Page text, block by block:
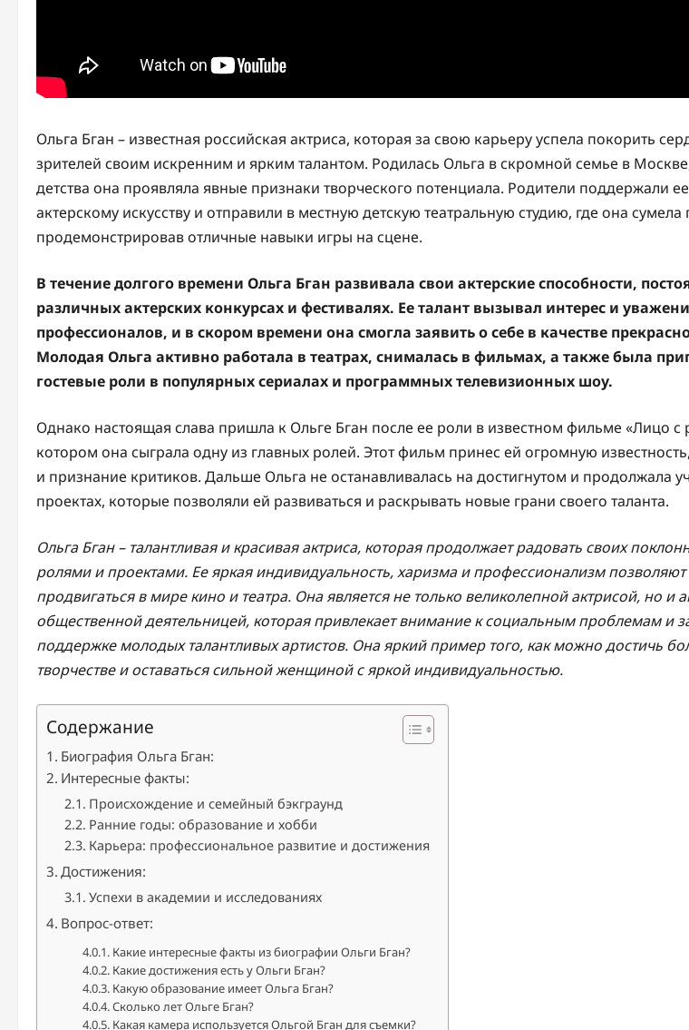
Ольга Бган – известная российская актриса, которая за свою карьеру успела покорить
зрителей своим искренним и ярким талантом. Родилась Ольга в скромной семье в
детства она проявляла явные признаки творческого потенциала. Родители поддержали
актерскому искусству и отправили в местную детскую театральную студию, где она сумела
продемонстрировав отличные навыки игры на сцене.
В течение долгого времени Ольга Бган развивала свои актерские способности,
различных актерских конкурсах и фестивалях. Ее талант вызывал интерес и
профессионалов, и в скором времени она смогла заявить о себе в качестве
Молодая Ольга активно работала в театрах, снималась в фильмах, а также была
гостевые роли в популярных сериалах и программных телевизионных шоу.
Однако настоящая слава пришла к Ольге Бган после ее роли в известном фильме «Лицо с
котором она сыграла одну из главных ролей. Этот фильм принес ей огромную
и признание критиков. Дальше Ольга не останавливалась на достигнутом и продолжала
проектах, которые позволяли ей развиваться и раскрывать новые грани своего таланта.
Ольга Бган – талантливая и красивая актриса, которая продолжает радовать своих
ролями и проектами. Ее яркая индивидуальность, харизма и профессионализм
продвигаться в мире кино и театра. Она является не только великолепной актрисой, но и
общественной деятельницей, которая привлекает внимание к социальным проблемам и
поддержке молодых талантливых артистов. Она яркий пример того, как можно достичь
творчестве и оставаться сильной женщиной с яркой индивидуальностью.
Содержание
Биография Ольга Бган:
Интересные факты:
Происхождение и семейный бэкграунд
Ранние годы: образование и хобби
Карьера: профессиональное развитие и достижения
Достижения:
Успехи в академии и исследованиях
Вопрос-ответ:
Какие интересные факты из биографии Ольги Бган?
Какие достижения есть у Ольги Бган?
Какую образование имеет Ольга Бган?
Сколько лет Ольге Бган?
Какая камера используется Ольгой Бган для съемки?